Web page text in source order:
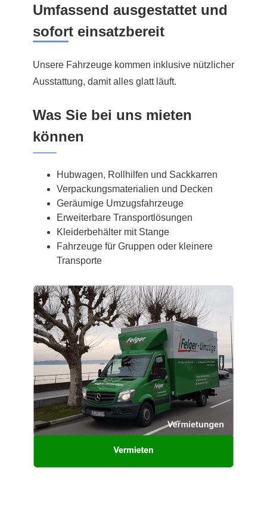
Umfassend ausgestattet und
sofort einsatzbereit
Unsere Fahrzeuge kommen inklusive nützlicher
Ausstattung, damit alles glatt läuft.
Was Sie bei uns mieten
können
Hubwagen, Rollhilfen und Sackkarren
Verpackungsmaterialien und Decken
Geräumige Umzugsfahrzeuge
Erweiterbare Transportlösungen
Kleiderbehälter mit Stange
Fahrzeuge für Gruppen oder kleinere
Transporte